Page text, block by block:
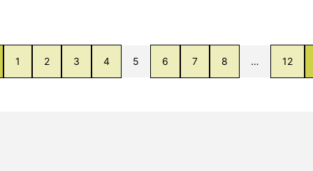
1 2 3 4 5 6 7 8 … 12